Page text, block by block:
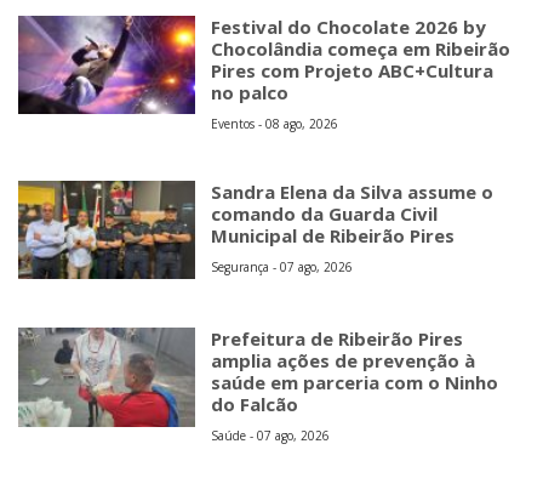
Festival do Chocolate 2026 by
Chocolândia começa em Ribeirão
Pires com Projeto ABC+Cultura
no palco
Eventos - 08 ago, 2026
Sandra Elena da Silva assume o
comando da Guarda Civil
Municipal de Ribeirão Pires
Segurança - 07 ago, 2026
Prefeitura de Ribeirão Pires
amplia ações de prevenção à
saúde em parceria com o Ninho
do Falcão
Saúde - 07 ago, 2026